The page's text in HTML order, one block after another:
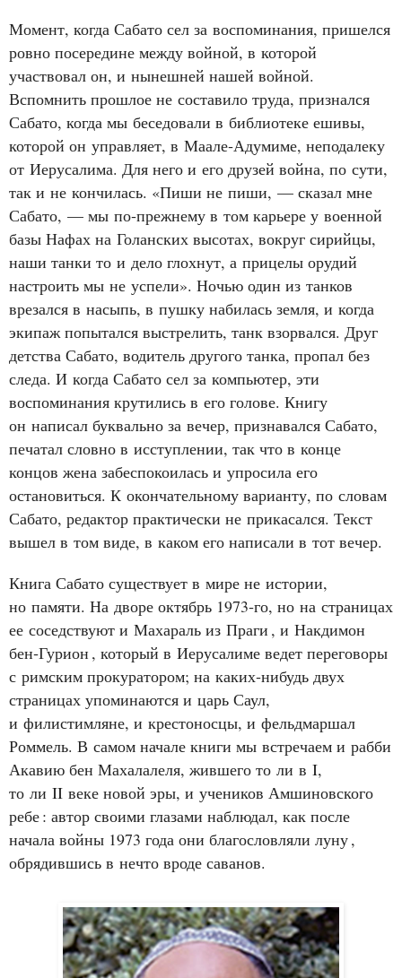
Момент, когда Сабато сел за воспоминания, пришелся
ровно посередине между войной, в которой
участвовал он, и нынешней нашей войной.
Вспомнить прошлое не составило труда, признался
Сабато, когда мы беседовали в библиотеке ешивы,
которой он управляет, в Маале‑Адумиме, неподалеку
от Иерусалима. Для него и его друзей война, по сути,
так и не кончилась. «Пиши не пиши, — сказал мне
Сабато, — мы по‑прежнему в том карьере у военной
базы Нафах на Голанских высотах, вокруг сирийцы,
наши танки то и дело глохнут, а прицелы орудий
настроить мы не успели». Ночью один из танков
врезался в насыпь, в пушку набилась земля, и когда
экипаж попытался выстрелить, танк взорвался. Друг
детства Сабато, водитель другого танка, пропал без
следа. И когда Сабато сел за компьютер, эти
воспоминания крутились в его голове. Книгу
он написал буквально за вечер, признавался Сабато,
печатал словно в исступлении, так что в конце
концов жена забеспокоилась и упросила его
остановиться. К окончательному варианту, по словам
Сабато, редактор практически не прикасался. Текст
вышел в том виде, в каком его написали в тот вечер.
Книга Сабато существует в мире не истории,
но памяти. На дворе октябрь 1973‑го, но на страницах
ее соседствуют и Махараль из Праги, и Накдимон
бен‑Гурион, который в Иерусалиме ведет переговоры
с римским прокуратором; на каких‑нибудь двух
страницах упоминаются и царь Саул,
и филистимляне, и крестоносцы, и фельдмаршал
Роммель. В самом начале книги мы встречаем и рабби
Акавию бен Махалалеля, жившего то ли в I,
то ли II веке новой эры, и учеников Амшиновского
ребе: автор своими глазами наблюдал, как после
начала войны 1973 года они благословляли луну,
обрядившись в нечто вроде саванов.